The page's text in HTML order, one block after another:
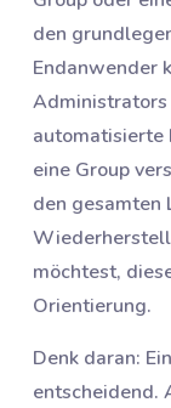
den
Endanwender
Administrators
automatisierte
eine Group
den gesamten
möchtest,
Orientierung.
Denk daran:
entscheidend.